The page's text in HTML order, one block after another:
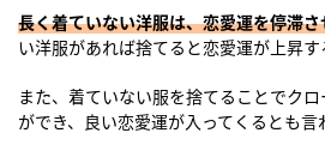
長く着ていない洋服は、恋愛運を停滞さ
い洋服があれば捨てると恋愛運が上昇す
また、着ていない服を捨てることでク
ができ、良い恋愛運が入ってくるとも言